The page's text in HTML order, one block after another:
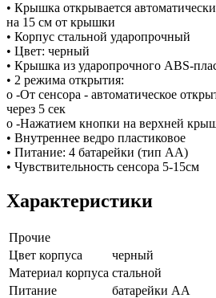
• Крышка открывается
на 15 см от крышки
• Корпус стальной ударопрочный
• Цвет: черный
• Крышка из ударопрочного ABS-
• 2 режима открытия:
o -От сенсора - автоматическое
через 5 сек
o -Нажатием кнопки на верхней
• Внутреннее ведро пластиковое
• Питание: 4 батарейки (тип АА)
• Чувствительность сенсора 5-15см
Характеристики
Прочие
Цвет корпуса
черный
Материал корпуса стальной
Питание
батарейки АА